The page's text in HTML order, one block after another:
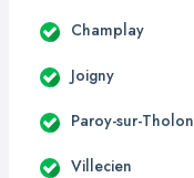
Champlay
Joigny
Paroy-sur-Tholon
Villecien